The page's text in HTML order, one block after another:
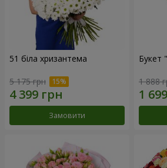
51 біла хризантема
5 175 грн
Замовити
Букет
1 888